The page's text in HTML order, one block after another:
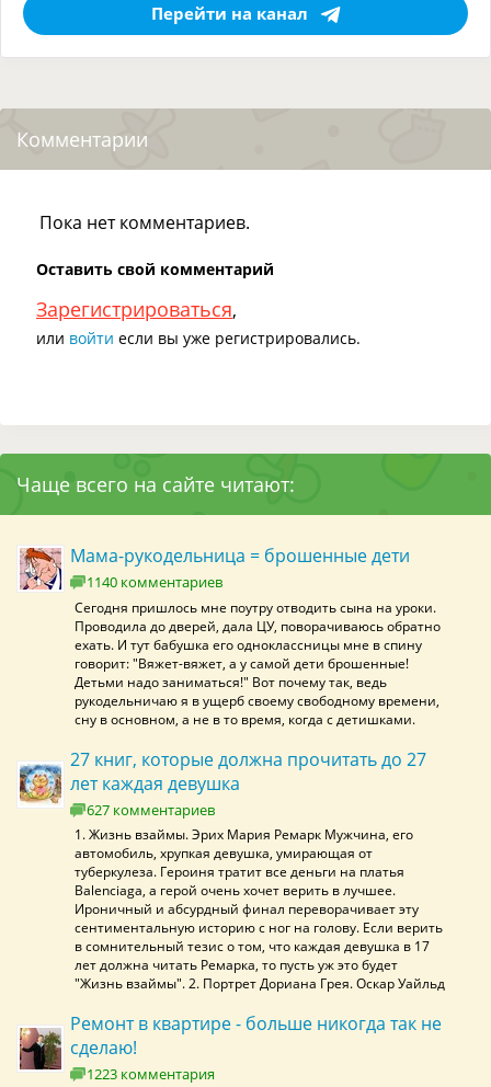
Перейти на канал
Комментарии
Пока нет комментариев.
Оставить свой комментарий
Зарегистрироваться,
или войти если вы уже регистрировались.
Чаще всего на сайте читают:
Мама-рукодельница = брошенные дети
1140 комментариев
Сегодня пришлось мне поутру отводить сына на уроки.
Проводила до дверей, дала ЦУ, поворачиваюсь обратно
ехать. И тут бабушка его одноклассницы мне в спину
говорит: "Вяжет-вяжет, а у самой дети брошенные!
Детьми надо заниматься!" Вот почему так, ведь
рукодельничаю я в ущерб своему свободному времени,
сну в основном, а не в то время, когда с детишками.
27 книг, которые должна прочитать до 27
лет каждая девушка
627 комментариев
1. Жизнь взаймы. Эрих Мария Ремарк Мужчина, его
автомобиль, хрупкая девушка, умирающая от
туберкулеза. Героиня тратит все деньги на платья
Balenciaga, а герой очень хочет верить в лучшее.
Ироничный и абсурдный финал переворачивает эту
сентиментальную историю с ног на голову. Если верить
в сомнительный тезис о том, что каждая девушка в 17
лет должна читать Ремарка, то пусть уж это будет
"Жизнь взаймы". 2. Портрет Дориана Грея. Оскар Уайльд
Ремонт в квартире - больше никогда так не
сделаю!
1223 комментария